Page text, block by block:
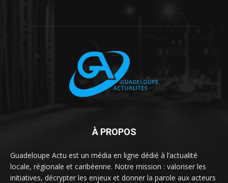
À PROPOS
Guadeloupe Actu est un média en ligne dédié à l’actualité
locale, régionale et caribéenne. Notre mission : valoriser les
initiatives, décrypter les enjeux et donner la parole aux acteurs